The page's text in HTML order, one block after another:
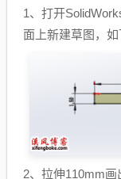
1、打开
面上新建草图，
2、拉伸110mm画